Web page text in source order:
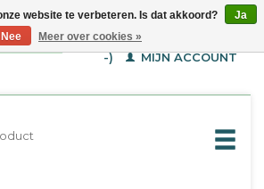
WINKELWAGEN (€--,-
-)
MIJN ACCOUNT
website te verbeteren. Is dat akkoord?
Ja
Nee
Meer over cookies »